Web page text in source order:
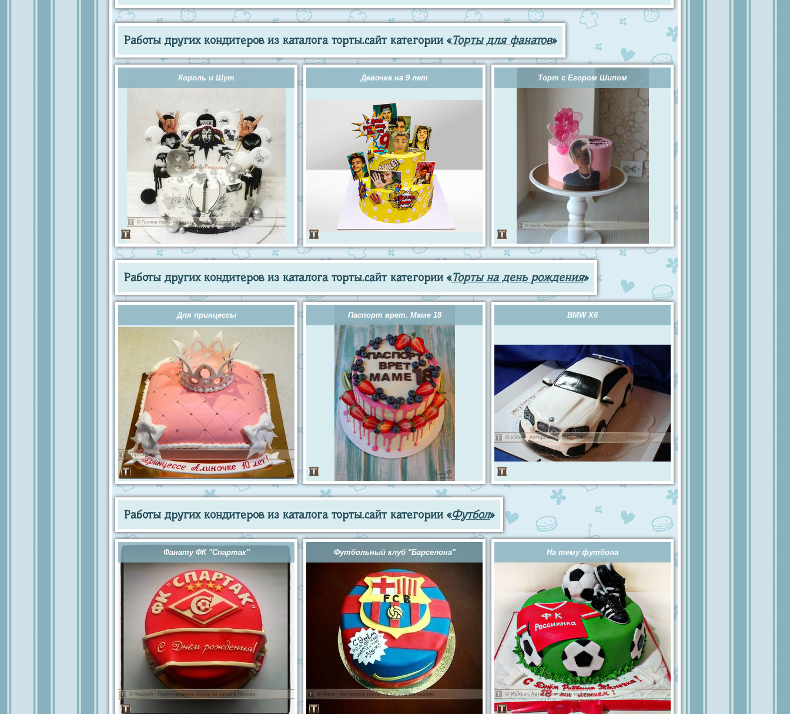
Работы других кондитеров из каталога торты.сайт категории «Торты для фанатов»
Король и Шут Девочке на 9 лет Торт с Егором Шипом
Работы других кондитеров из каталога торты.сайт категории «Торты на день рождения»
Для принцессы Паспорт врет. Маме 18 BMW X6
Работы других кондитеров из каталога торты.сайт категории «Футбол»
Фанату ФК "Спартак" Футбольный клуб "Барселона" На тему футбола